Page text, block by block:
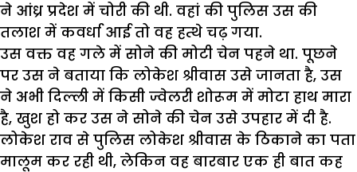
ने आंध्र प्रदेश में चोरी की थी. वहां की पुलिस उस की
तलाश में कवर्धा आई तो वह हत्थे चढ़ गया.
उस वक्त वह गले में सोने की मोटी चेन पहने था. पूछने
पर उस ने बताया कि लोकेश श्रीवास उसे जानता है, उस
ने अभी दिल्ली में किसी ज्वेलरी शोरूम में मोटा हाथ मारा
है, खुश हो कर उस ने सोने की चेन उसे उपहार में दी है.
लोकेश राव से पुलिस लोकेश श्रीवास के ठिकाने का पता
मालूम कर रही थी, लेकिन वह बारबार एक ही बात कह